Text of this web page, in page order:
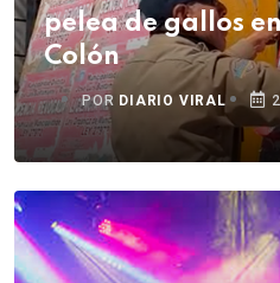
pelea de gallos
Colón
POR DIARIO VIRAL